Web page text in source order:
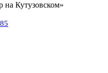
на Кутузовском»